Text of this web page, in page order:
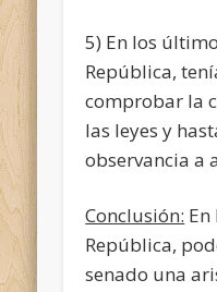
5) En los
República,
comprobar la
las leyes y
observancia a
Conclusión:
República,
senado una